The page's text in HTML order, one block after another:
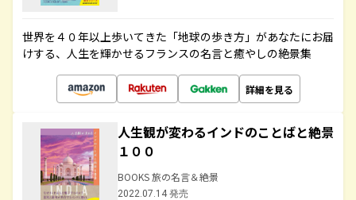
世界を４０年以上歩いてきた「地球の歩き方」があなたにお届
けする、人生を輝かせるフランスの名言と癒やしの絶景集
詳細を見る
人生観が変わるインドのことばと絶景
１００
BOOKS 旅の名言＆絶景
2022.07.14 発売